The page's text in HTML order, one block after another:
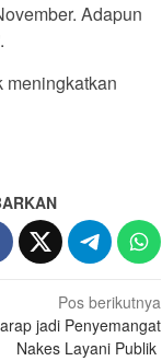
Adapun
meningkatkan
Pos berikutnya
jadi Penyemangat
Nakes Layani Publik